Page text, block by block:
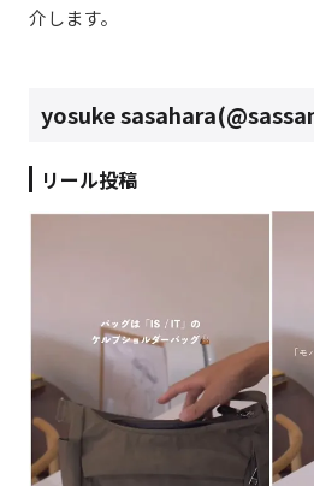
介します。
yosuke
リール投稿